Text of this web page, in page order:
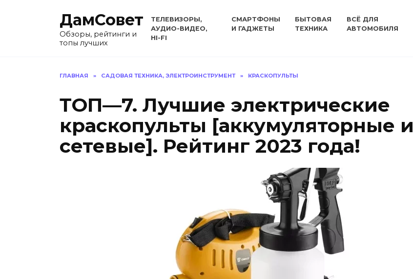
ДамСовет
Обзоры, рейтинги и
топы лучших
ТЕЛЕВИЗОРЫ,
АУДИО-ВИДЕО,
HI-FI
СМАРТФОНЫ
И ГАДЖЕТЫ
БЫТОВАЯ
ТЕХНИКА
ВСЁ ДЛЯ
АВТОМОБИЛЯ
ГЛАВНАЯ » САДОВАЯ ТЕХНИКА, ЭЛЕКТРОИНСТРУМЕНТ » КРАСКОПУЛЬТЫ
ТОП—7. Лучшие электрические
краскопульты [аккумуляторные и
сетевые]. Рейтинг 2023 года!